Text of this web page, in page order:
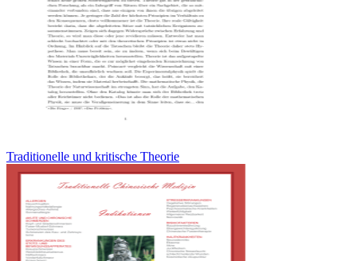
Traditionelle und kritische Theorie